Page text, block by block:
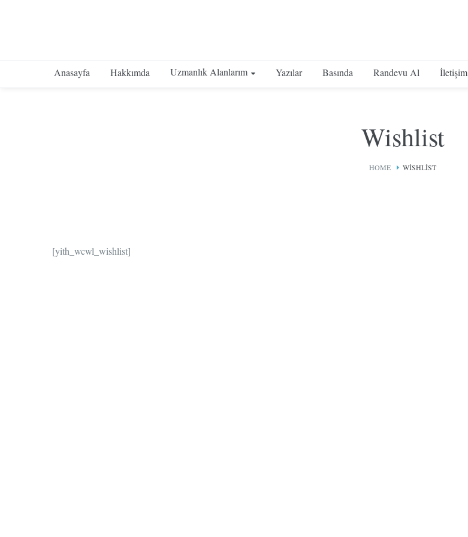
Anasayfa Hakkımda Uzmanlık Alanlarım Yazılar Basında Randevu Al İletişim
Wishlist
HOME WISHLIST
[yith_wcwl_wishlist]